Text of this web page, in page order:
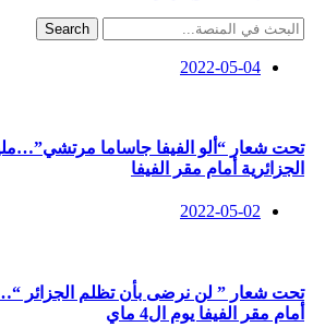
Search
2022-05-04
تحت شعار “ألو الفيفا جاساما
الجزائرية أمام مقر الفيفا
2022-05-02
تحت شعار ” لن نرضى بأن تظلم الجزائر
أمام مقر الفيفا يوم ال4 ماي